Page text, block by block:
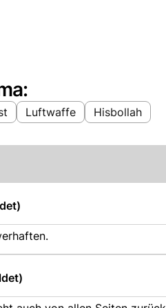
Luftwaffe Hisbollah